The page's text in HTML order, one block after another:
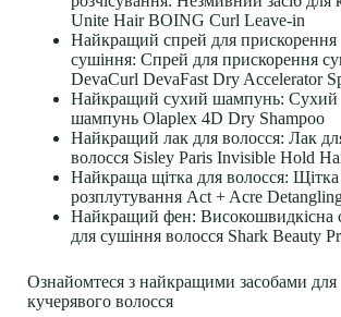
Unite Hair BOING Curl Leave-in
Найкращий спрей для прискорення
сушіння: Спрей для прискорення
DevaCurl DevaFast Dry Accelerator
Найкращий сухий шампунь: Сухий
шампунь Olaplex 4D Dry Shampoo
Найкращий лак для волосся: Лак
волосся Sisley Paris Invisible Hold
Найкраща щітка для волосся: Щітка
розплутування Act + Acre
Найкращий фен: Високошвидкісна
для сушіння волосся Shark Beauty
Ознайомтеся з найкращими засобами для
кучерявого волосся